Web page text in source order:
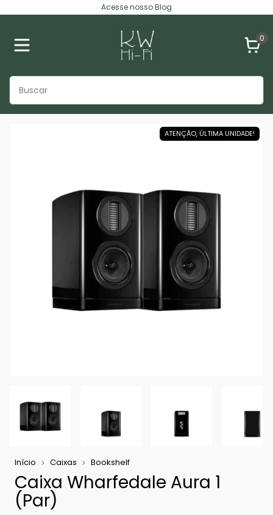
Acesse nosso Blog
0
ATENÇÃO, ÚLTIMA UNIDADE!
Início Caixas Bookshelf
Caixa Wharfedale Aura 1
(Par)